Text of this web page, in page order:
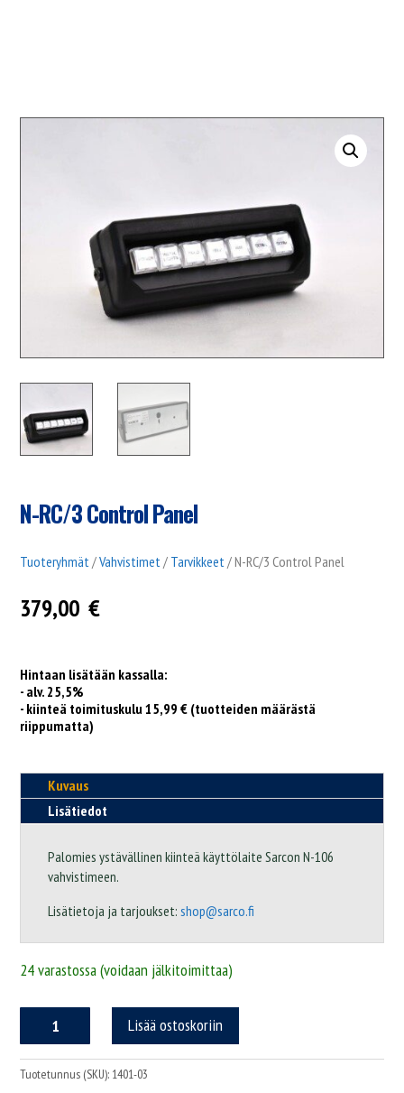
N-RC/3 Control Panel
Tuoteryhmät /Vahvistimet / Tarvikkeet / N-RC/3 Control Panel
379,00 €
Hintaan lisätään kassalla:
- alv. 25,5%
- kiinteä toimituskulu 15,99 € (tuotteiden määrästä
riippumatta)
Kuvaus
Lisätiedot
Palomies ystävällinen kiinteä käyttölaite Sarcon N-106
vahvistimeen.
Lisätietoja ja tarjoukset: shop@sarco.fi
24 varastossa (voidaan jälkitoimittaa)
Control
Panel
Lisää ostoskoriin
Tuotetunnus (SKU): 1401-03